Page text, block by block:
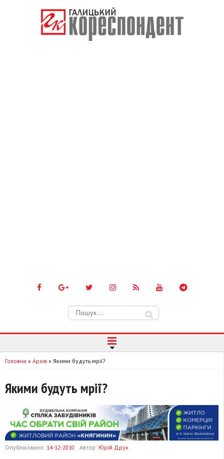
Пошук:
Головна » Архів » Якими будуть мрії?
Якими будуть мрії?
Опубліковано: 14-12-2010 Автор: Юрій Друк